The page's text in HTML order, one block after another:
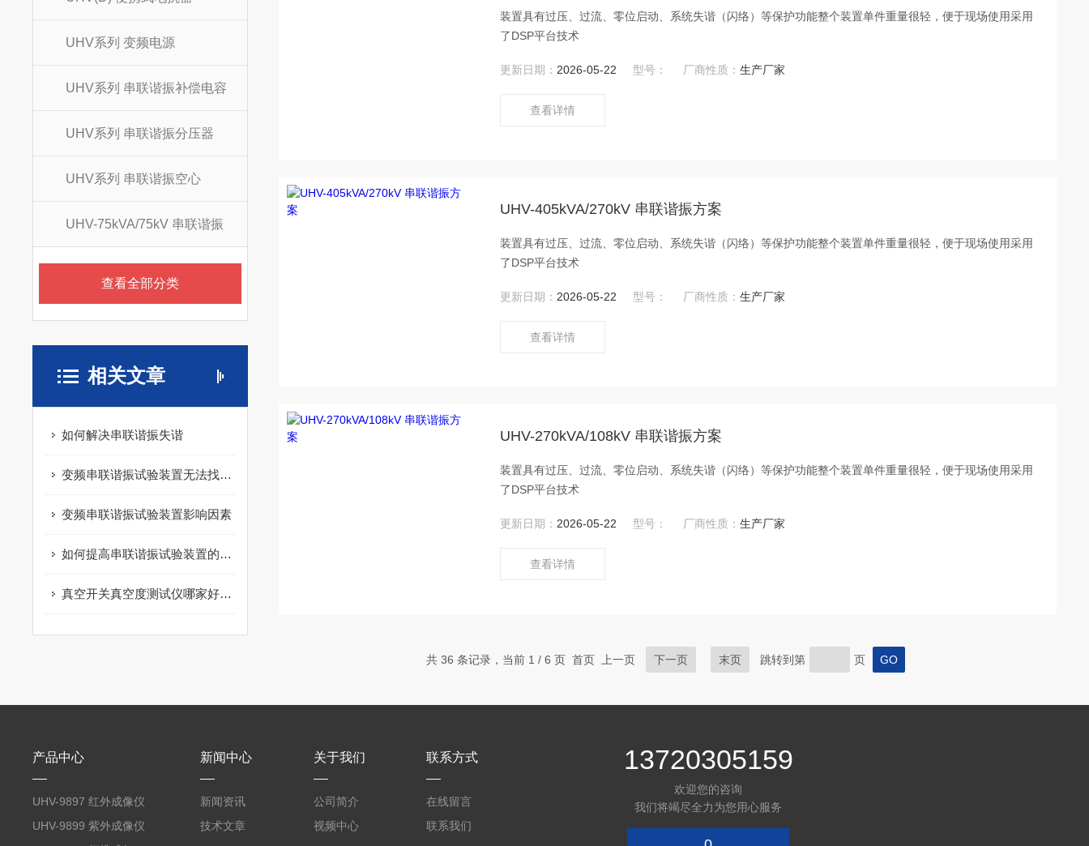
UHV系列 变频电源
UHV系列 串联谐振补偿电容
UHV系列 串联谐振分压器
UHV系列 串联谐振空心
UHV-75kVA/75kV 串联谐振
查看全部分类
相关文章
如何解决串联谐振失谐
变频串联谐振试验装置无法找到谐振点怎么办呢?
变频串联谐振试验装置影响因素
如何提高串联谐振试验装置的使用寿命
真空开关真空度测试仪哪家好？武汉特高压电力真空度测试仪获市场广泛认可
装置具有过压、过流、零位启动、系统失谐（闪络）等保护功能整个装置单件重量很轻，便于现场使用采用
了DSP平台技术
更新日期： 2026-05-22 型号： 厂商性质：生产厂家
查看详情
UHV-405kVA/270kV 串联谐振方案
装置具有过压、过流、零位启动、系统失谐（闪络）等保护功能整个装置单件重量很轻，便于现场使用采用
了DSP平台技术
更新日期： 2026-05-22 型号： 厂商性质：生产厂家
查看详情
UHV-270kVA/108kV 串联谐振方案
装置具有过压、过流、零位启动、系统失谐（闪络）等保护功能整个装置单件重量很轻，便于现场使用采用
了DSP平台技术
更新日期： 2026-05-22 型号： 厂商性质：生产厂家
查看详情
共 36 条记录，当前 1 / 6 页 首页 上一页 下一页 末页 跳转到第 页
产品中心
UHV-9897 红外成像仪
UHV-9899 紫外成像仪
新闻中心
新闻资讯
技术文章
关于我们
公司简介
视频中心
联系方式
在线留言
联系我们
13720305159
欢迎您的咨询
我们将竭尽全力为您用心服务